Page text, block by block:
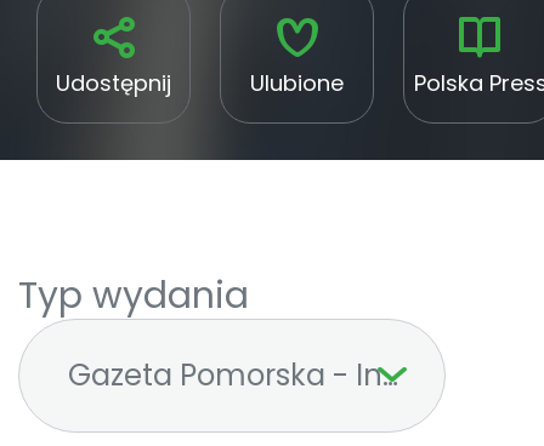
Udostępnij Ulubione Polska
Typ wydania
Gazeta Pomorska - Inowrocław